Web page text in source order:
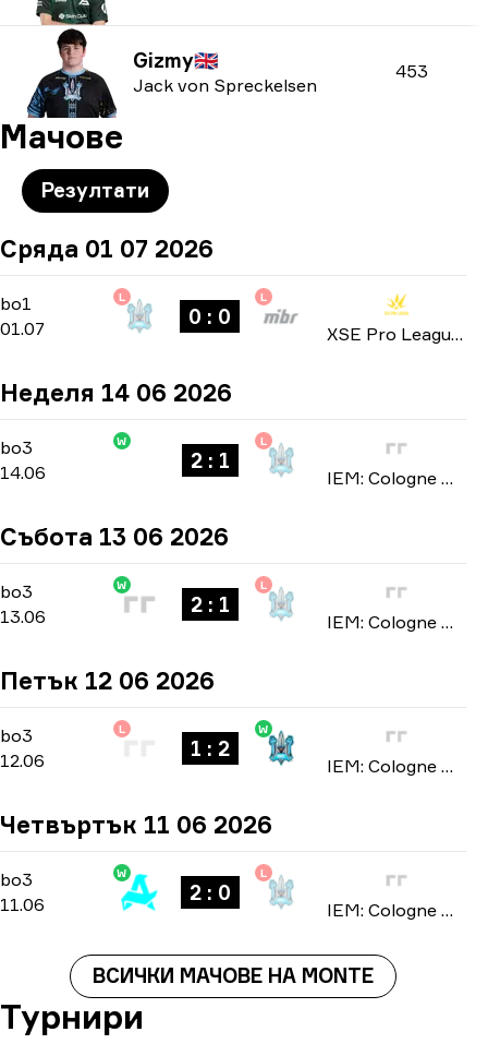
Gizmy🇬🇧
Jack von Spreckelsen
453
Мачове
Резултати
Сряда 01 07 2026
bo1 Group Stage-bo1
01.07
L
0 : 0
L
XSE Pro League 2026
Неделя 14 06 2026
bo3
bo3
14.06
W
2 : 1
L
IEM: Cologne Major 2026
Събота 13 06 2026
bo3
bo3
13.06
W
2 : 1
L
IEM: Cologne Major 2026
Петък 12 06 2026
bo3
bo3
12.06
L
1 : 2
W
IEM: Cologne Major 2026
Четвъртък 11 06 2026
bo3
bo3
11.06
W
2 : 0
L
IEM: Cologne Major 2026
ВСИЧКИ МАЧОВЕ НА MONTE
Турнири